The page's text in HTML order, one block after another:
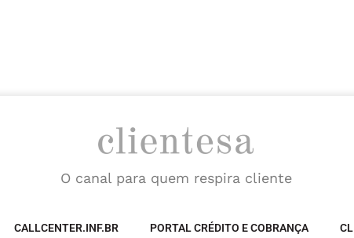
O canal para quem respira cliente
CALLCENTER.INF.BR PORTAL CRÉDITO E COBRANÇA